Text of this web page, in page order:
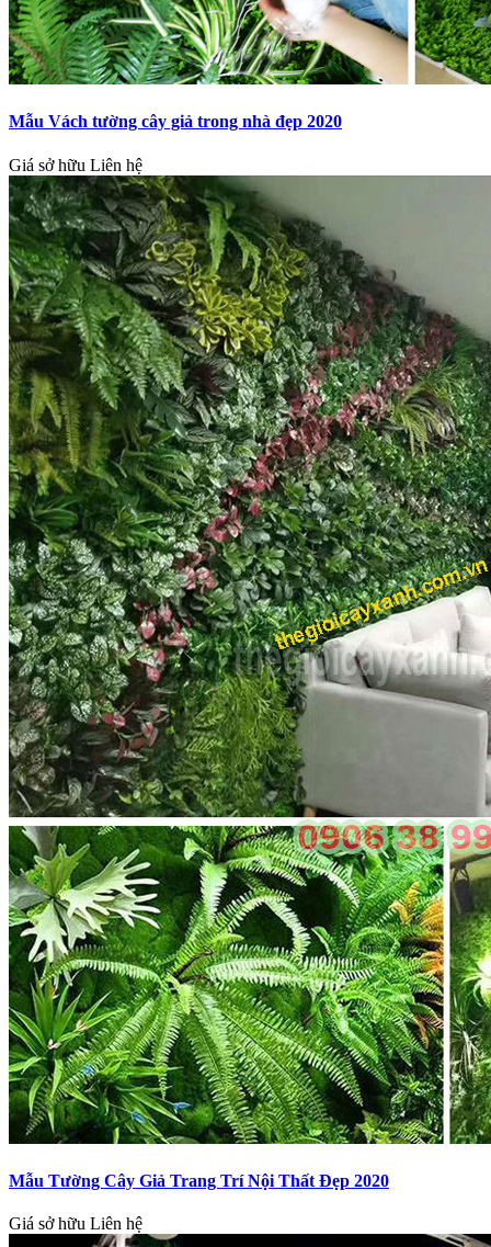
Mẫu Vách tường cây giả trong nhà đẹp 2020
Giá sở hữu Liên hệ
Mẫu Tường Cây Giả Trang Trí Nội Thất Đẹp 2020
Giá sở hữu Liên hệ